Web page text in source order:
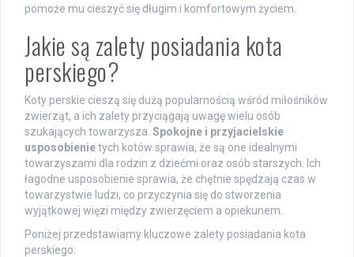
pomoże mu cieszyć się długim i komfortowym życiem.
Jakie są zalety posiadania kota
perskiego?
Koty perskie cieszą się dużą popularnością wśród miłośników
zwierząt, a ich zalety przyciągają uwagę wielu osób
szukających towarzysza. Spokojne i przyjacielskie
usposobienietych kotów sprawia, że są one idealnymi
towarzyszami dla rodzin z dziećmi oraz osób starszych. Ich
łagodne usposobienie sprawia, że chętnie spędzają czas w
towarzystwie ludzi, co przyczynia się do stworzenia
wyjątkowej więzi między zwierzęciem a opiekunem.
Poniżej przedstawiamy kluczowe zalety posiadania kota
perskiego: